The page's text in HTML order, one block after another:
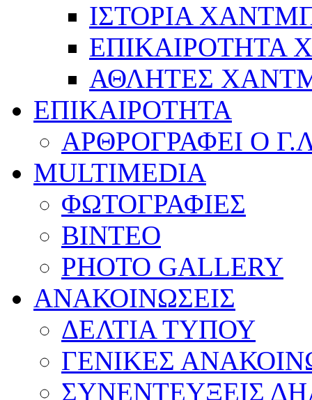
ΙΣΤΟΡΙΑ
ΕΠΙΚΑΙΡΟΤΗΤΑ
ΑΘΛΗΤΕΣ
ΕΠΙΚΑΙΡΟΤΗΤΑ
ΑΡΘΡΟΓΡΑΦΕΙ Ο
MULTIMEDIA
ΦΩΤΟΓΡΑΦΙΕΣ
ΒΙΝΤΕΟ
PHOTO GALLERY
ΑΝΑΚΟΙΝΩΣΕΙΣ
ΔΕΛΤΙΑ ΤΥΠΟΥ
ΓΕΝΙΚΕΣ
ΣΥΝΕΝΤΕΥΞΕΙΣ